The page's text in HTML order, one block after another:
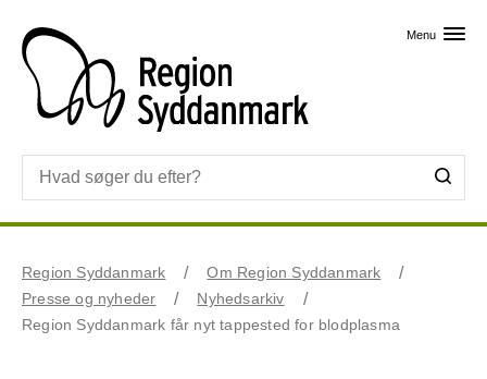
Menu
Region Syddanmark
Om Region Syddanmark
Presse og nyheder
Nyhedsarkiv
Region Syddanmark får nyt tappested for blodplasma